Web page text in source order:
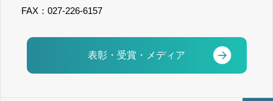
FAX：027-226-6157
表彰・受賞・メディア